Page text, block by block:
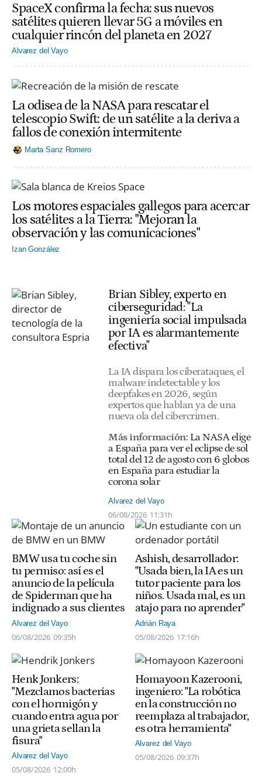
SpaceX confirma la fecha: sus nuevos
satélites quieren llevar 5G a móviles en
cualquier rincón del planeta en 2027
Alvarez del Vayo
La odisea de la NASA para rescatar el
telescopio Swift: de un satélite a la deriva a
fallos de conexión intermitente
Marta Sanz Romero
Los motores espaciales gallegos para acercar
los satélites a la Tierra: "Mejoran la
observación y las comunicaciones"
Izan González
Brian Sibley, experto en
ciberseguridad: "La
ingeniería social impulsada
por IA es alarmantemente
efectiva"
La IA dispara los ciberataques, el
malware indetectable y los
deepfakes en 2026, según
expertos que hablan ya de una
nueva ola del cibercrimen.
Más información: La NASA elige
a España para ver el eclipse de sol
total del 12 de agosto con 6 globos
en España para estudiar la
corona solar
Alvarez del Vayo
06/08/2026 11:31h
BMW usa tu coche sin
tu permiso: así es el
anuncio de la película
de Spiderman que ha
indignado a sus clientes
Alvarez del Vayo
06/08/2026 09:35h
Ashish, desarrollador:
"Usada bien, la IA es un
tutor paciente para los
niños. Usada mal, es un
atajo para no aprender"
Adrián Raya
05/08/2026 17:16h
Henk Jonkers:
"Mezclamos bacterias
con el hormigón y
cuando entra agua por
una grieta sellan la
fisura"
Alvarez del Vayo
05/08/2026 12:00h
Homayoon Kazerooni,
ingeniero: "La robótica
en la construcción no
reemplaza al trabajador,
es otra herramienta"
Alvarez del Vayo
05/08/2026 09:37h